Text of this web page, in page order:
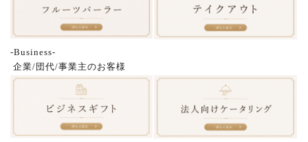
-Business-
企業/団代/事業主のお客様